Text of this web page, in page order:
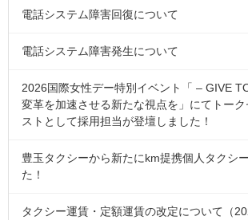
電話システム障害回復について
電話システム障害発生について
2026国際女性デー特別イベント「 – GIVE
変革を加速させる新たな視点を」にてトー
ストとして採用担当が登壇しました！
豊玉タクシーから新たにkm提携個人タクシ
た！
タクシー運賃・定額運賃の改定について（